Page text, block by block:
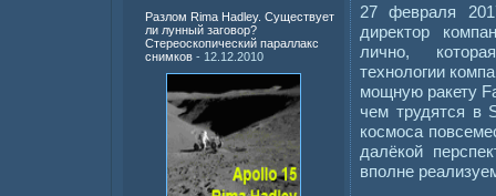
Разлом Rima Hadley. Существует
ли лунный заговор?
Стереоскопический параллакс
снимков - 12.12.2010
27 февраля
директор
лично,
технологии
мощную ракету
чем трудятся в
космоса
далёкой
вполне